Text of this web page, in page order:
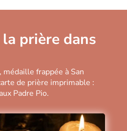
prière dans
médaille frappée à San
de prière imprimable :
Padre Pio.